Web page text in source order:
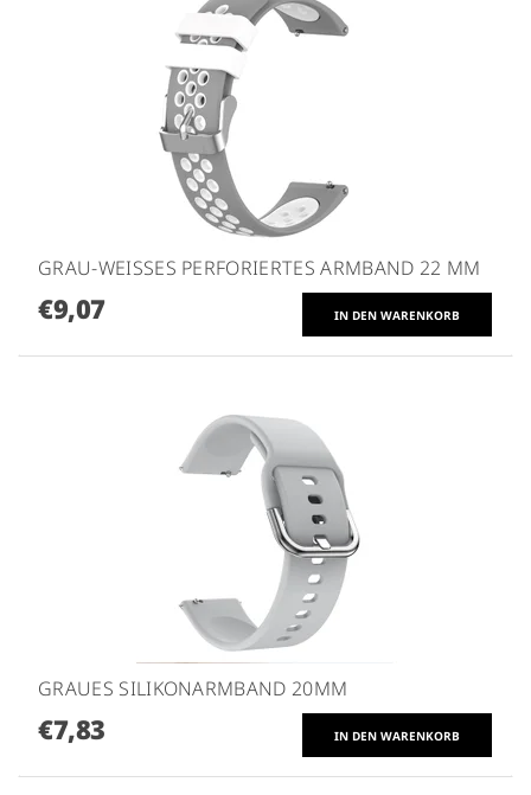
GRAU-WEISSES PERFORIERTES ARMBAND 22 MM
€9,07
GRAUES SILIKONARMBAND 20MM
€7,83